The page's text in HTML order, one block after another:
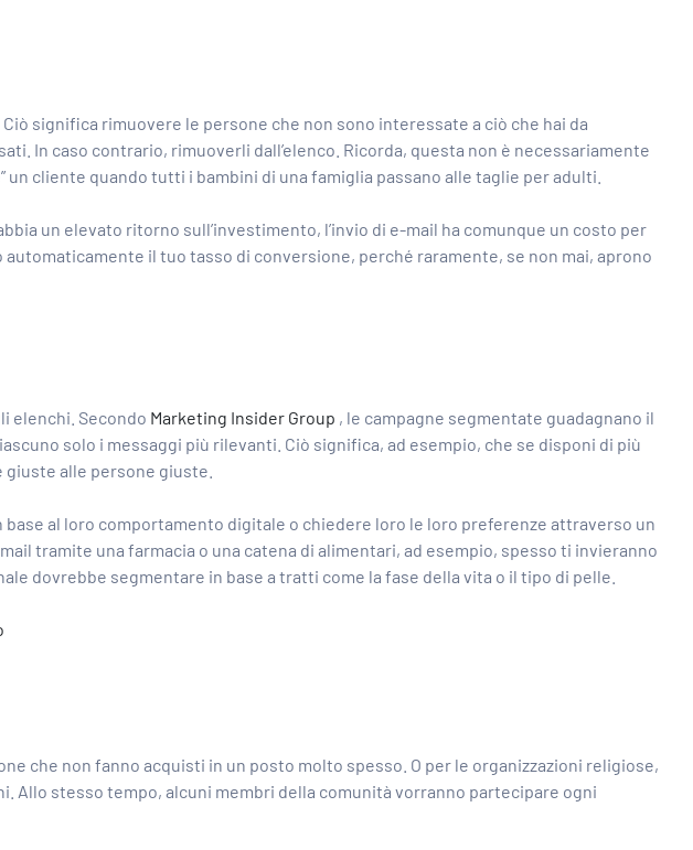
significa rimuovere le persone che non sono interessate a ciò che hai da
In caso contrario, rimuoverli dall’elenco. Ricorda, questa non è necessariamente
cliente quando tutti i bambini di una famiglia passano alle taglie per adulti.
un elevato ritorno sull’investimento, l’invio di e-mail ha comunque un costo per
il tuo tasso di conversione, perché raramente, se non mai, aprono
elenchi. Secondo Marketing Insider Group , le campagne segmentate guadagnano il
solo i messaggi più rilevanti. Ciò significa, ad esempio, che se disponi di più
alle persone giuste.
al loro comportamento digitale o chiedere loro le loro preferenze attraverso un
tramite una farmacia o una catena di alimentari, ad esempio, spesso ti invieranno
dovrebbe segmentare in base a tratti come la fase della vita o il tipo di pelle.
che non fanno acquisti in un posto molto spesso. O per le organizzazioni religiose,
Allo stesso tempo, alcuni membri della comunità vorranno partecipare ogni